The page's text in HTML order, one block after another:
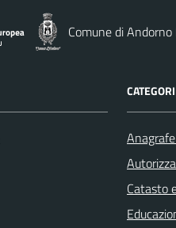
Comune di Andorno
Catasto